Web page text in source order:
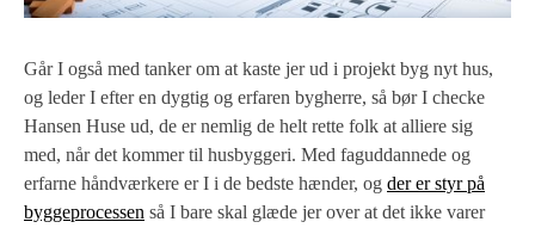
Går I også med tanker om at kaste jer ud i projekt byg nyt hus,
og leder I efter en dygtig og erfaren bygherre, så bør I checke
Hansen Huse ud, de er nemlig de helt rette folk at alliere sig
med, når det kommer til husbyggeri. Med faguddannede og
erfarne håndværkere er I i de bedste hænder, og der er styr på
byggeprocessen så I bare skal glæde jer over at det ikke varer